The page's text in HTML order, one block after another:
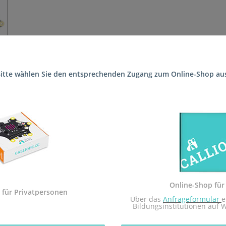
Schule (Matzenbergschule FSP Lernen und Sprache
I und der Calliope mini Startbox. Das Arbeitsheft
Calliope mini umgesetzt.
I in Rheinland-Pfalz zugelassen.
mit dem Redaktionsteam inf-schule.de, insbesondere Daniel
wählen Sie den entsprechenden Zugang zum Online-Shop
für Privatpersonen
Online-Shop für
Über das Anfrageformular
Bildungsinstitutionen auf